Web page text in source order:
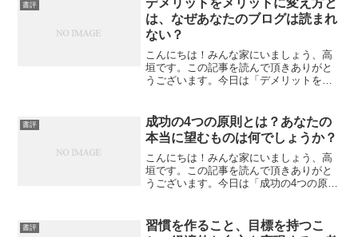
書評
デメリットをメリットに変え方と
は、なぜあなたのブログは読まれ
ない？
こんにちは！みんな家にいましょう、高
垣です。この記事を読んで頂きありがと
うございます。今日は「デメリットをメ
想を書いてみたいと思います。デメリッ
トをメリットに変え方とは...
書評
成功の4つの原則とは？あなたの
本当に望むものは何でしょうか？
こんにちは！みんな家にいましょう、高
垣です。この記事を読んで頂きありがと
うございます。今日は「成功の4つの原則
てみたいと思います。成功の4つの原則と
は？あなたの本当に望...
書評
習慣を作ること、目標を持つこ